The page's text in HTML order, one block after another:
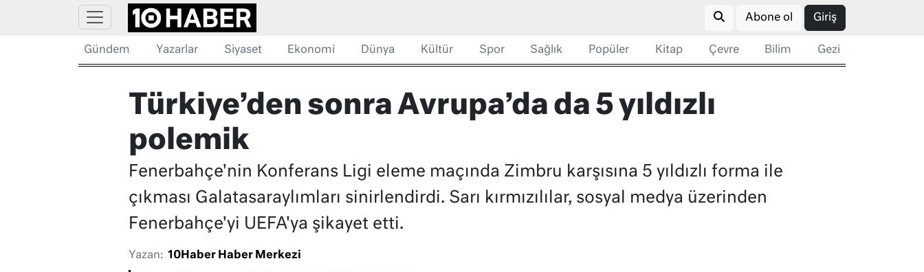
Abone ol Giriş
Gündem Yazarlar Siyaset Ekonomi Dünya Kültür Spor Sağlık Popüler Kitap Çevre Bilim Gezi
Türkiye’den sonra Avrupa’da da 5 yıldızlı
polemik
Fenerbahçe'nin Konferans Ligi eleme maçında Zimbru karşısına 5 yıldızlı forma ile
çıkması Galatasaraylımları sinirlendirdi. Sarı kırmızılılar, sosyal medya üzerinden
Fenerbahçe'yi UEFA'ya şikayet etti.
Yazan: 10Haber Haber Merkezi